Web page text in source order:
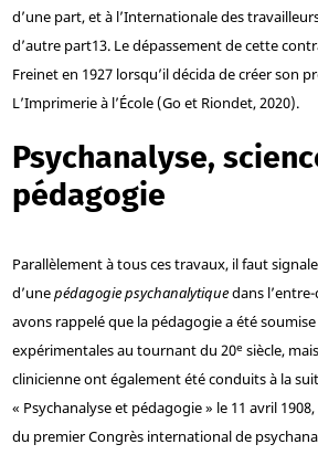
d’une part, et à l’Internationale des
d’autre part13. Le dépassement de cette
Freinet en 1927 lorsqu’il décida de créer son
L’Imprimerie à l’École (Go et Riondet, 2020).
Psychanalyse,
pédagogie
Parallèlement à tous ces travaux, il faut
d’unepédagogie psychanalytiquedans
avons rappelé que la pédagogie a été
expérimentales au tournant du 20e siècle,
clinicienne ont également été conduits à la
« Psychanalyse et pédagogie » le 11 avril
du premier Congrès international de